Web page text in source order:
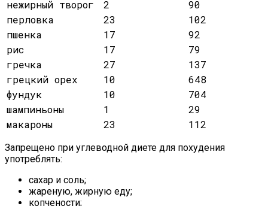
нежирный творог 2
90
перловка
23
102
пшенка
17
92
рис
17
79
гречка
27
137
грецкий орех
10
648
фундук
10
704
шампиньоны
1
29
макароны
23 112
Запрещено при углеводной диете для похудения
употреблять:
сахар и соль;
жареную, жирную еду;
копчености;